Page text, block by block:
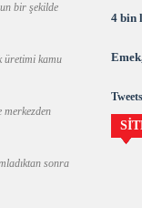
bir şekilde
üretimi kamu
sonra
4 bin